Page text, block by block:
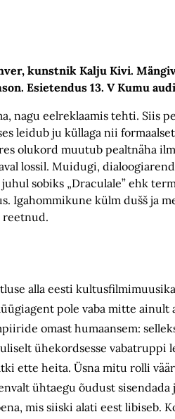
kunstnik Kalju Kivi.
Esietendus 13. V Kumu
nagu eelreklaamis tehti. Siis
leidub ju küllaga nii
olukord muutub pealtnäha
lossil. Muidugi,
sobiks „Draculale” ehk
Igahommikune külm dušš ja
reetnud.
alla eesti
pole vaba mitte ainult
omast humaansem:
ühekordsesse vabatruppi
ette heita. Üsna mitu rolli
ühtaegu õudust sisendada
mis siiski alati eest libiseb.